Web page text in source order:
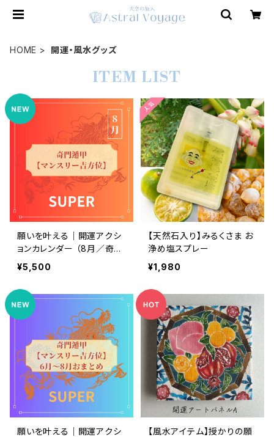
HOME 開運・風水グッズ
ITEM LIST
願いを叶える｜開運アクシ
ョンカレンダー （8月／奇門
遁甲吉方位） ※ おまとめ版
の1か月分
¥5,500
【天然石入り】みるくさま お
浄め塩スプレー
¥1,980
願いを叶える｜開運アクシ
【風水アイテム】授かりの願